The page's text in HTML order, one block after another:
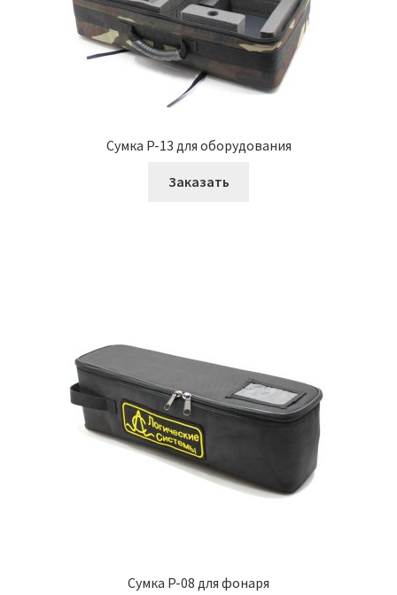
Сумка P-13 для оборудования
Заказать
Сумка P-08 для фонаря